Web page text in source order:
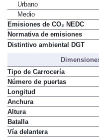
Urbano
Medio
Emisiones de CO₂ NEDC
Normativa de emisiones
Distintivo ambiental DGT
Tipo de Carrocería
Número de puertas
Longitud
Anchura
Altura
Batalla
Vía delantera